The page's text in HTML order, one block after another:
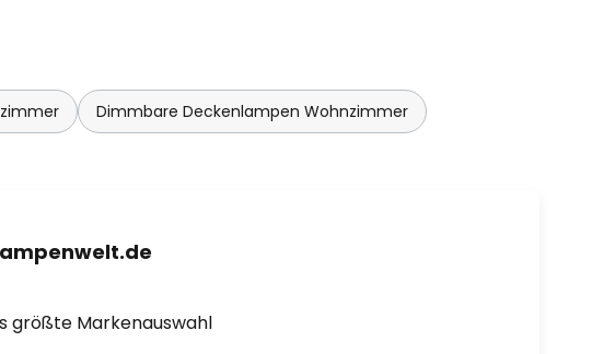
Dimmbare Deckenlampen Wohnzimmer
größte Markenauswahl